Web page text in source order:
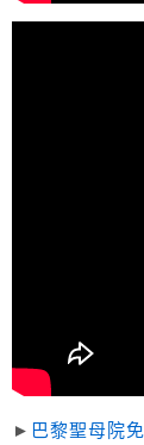
► 巴黎聖母院